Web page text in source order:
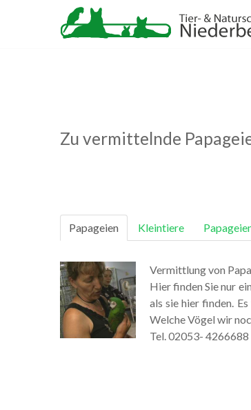
Zu vermittelnde
Papageien Kleintiere
Vermittlung von
Hier finden Sie nur
als sie hier finden.
Welche Vögel wir
Tel. 02053-